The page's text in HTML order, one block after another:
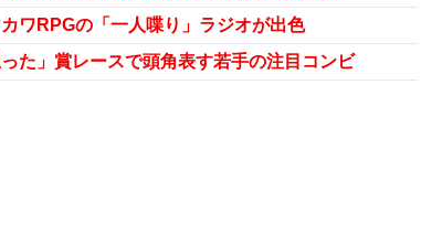
ワRPGの「一人喋り」ラジオが出色
た」賞レースで頭角表す若手の注目コンビ